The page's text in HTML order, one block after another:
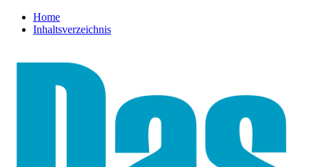
Home
Inhaltsverzeichnis